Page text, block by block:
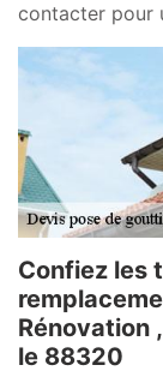
contacter pour
Confiez les
Rénovation
le 88320